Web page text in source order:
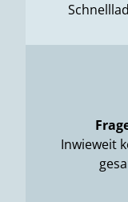
Inwieweit